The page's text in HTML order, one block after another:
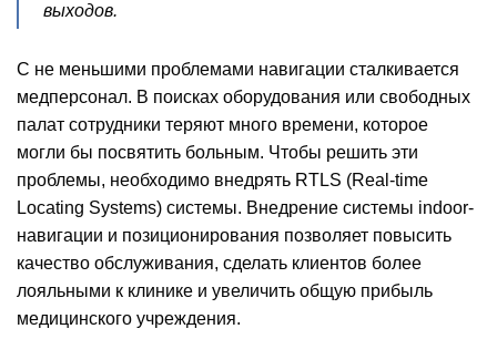
выходов.
С не меньшими проблемами навигации сталкивается
медперсонал. В поисках оборудования или свободных
палат сотрудники теряют много времени, которое
могли бы посвятить больным. Чтобы решить эти
проблемы, необходимо внедрять RTLS (Real-time
Locating Systems) системы. Внедрение системы indoor-
навигации и позиционирования позволяет повысить
качество обслуживания, сделать клиентов более
лояльными к клинике и увеличить общую прибыль
медицинского учреждения.